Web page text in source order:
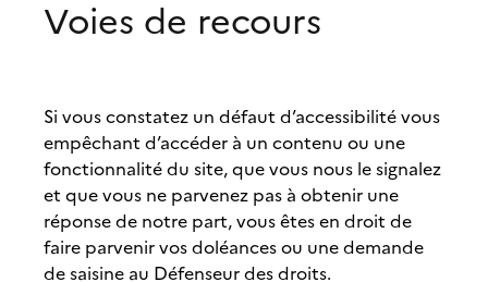
Voies de recours
Si vous constatez un défaut d’accessibilité vous
empêchant d’accéder à un contenu ou une
fonctionnalité du site, que vous nous le signalez
et que vous ne parvenez pas à obtenir une
réponse de notre part, vous êtes en droit de
faire parvenir vos doléances ou une demande
de saisine au Défenseur des droits.